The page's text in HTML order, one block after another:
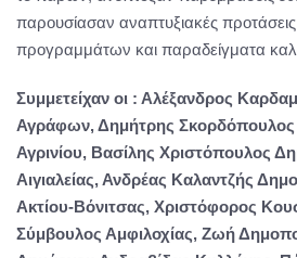
παρουσίασαν αναπτυξιακές
προγραμμάτων και παραδείγματα
Συμμετείχαν οι : Αλέξανδρος
Αγράφων, Δημήτρης Σκορδόπουλος
Αγρινίου, Βασίλης Χριστόπουλος
Αιγιαλείας, Ανδρέας Καλαντζής
Ακτίου-Βόνιτσας, Χριστόφορος
Σύμβουλος Αμφιλοχίας, Ζωή